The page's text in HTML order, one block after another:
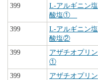
399
L-アルギニン塩
酸塩①
399
L-アルギニン塩
酸塩②
399
アザチオプリン
①
399
アザチオプリン